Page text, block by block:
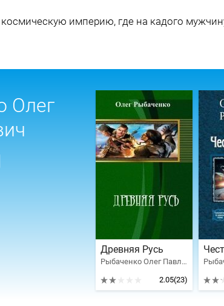
империю, где на кадого
Олег
Древняя Русь
Рыбаченко Олег Павлович
2.05(23)